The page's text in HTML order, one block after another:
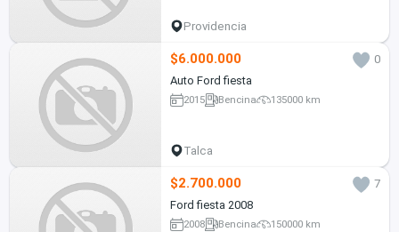
Providencia
$6.000.000
0
Auto Ford fiesta
2015 Bencina 135000 km
Talca
$2.700.000
7
Ford fiesta 2008
2008 Bencina 150000 km